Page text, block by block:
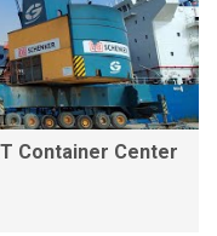
Container Center